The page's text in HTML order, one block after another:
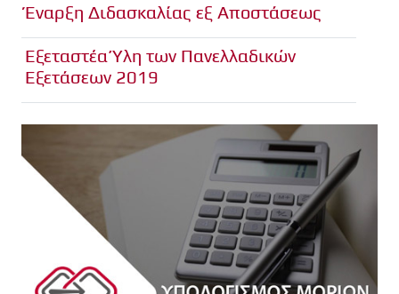
Έναρξη Διδασκαλίας εξ Αποστάσεως
Εξεταστέα Ύλη των Πανελλαδικών
Εξετάσεων 2019